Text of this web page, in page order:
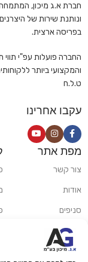
חברת א.ג מיכון,
ונותנת שירות של
בפריסה ארצית.
והמקצועי ביותר
ט.ל.ח
עקבו אחרינו
מפת אתר
צור קשר
אודות
סניפים
משלוחים ואיסוף עצמי
מדריכים ומאמרים